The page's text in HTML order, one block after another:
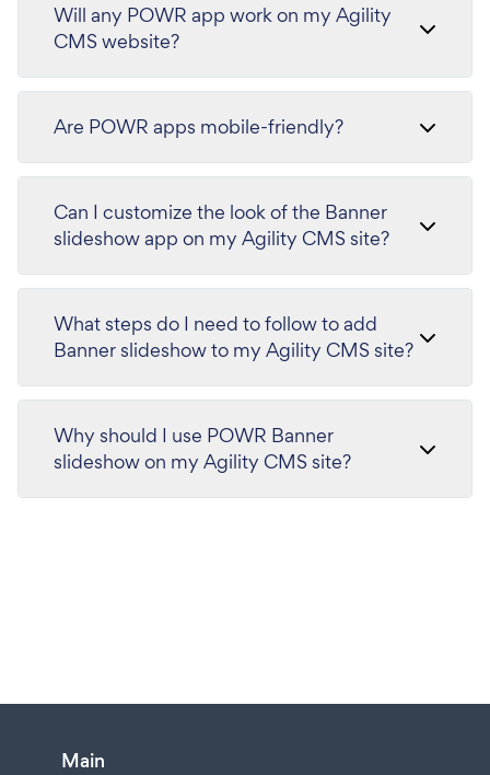
Will any POWR app work on my Agility
CMS website?
Are POWR apps mobile-friendly?
Can I customize the look of the Banner
slideshow app on my Agility CMS site?
What steps do I need to follow to add
Banner slideshow to my Agility CMS site?
Why should I use POWR Banner
slideshow on my Agility CMS site?
Main